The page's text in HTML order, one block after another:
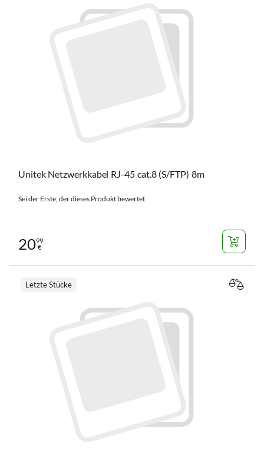
Unitek Netzwerkkabel RJ-45 cat.8 (S/FTP) 8m
Sei der Erste, der dieses Produkt bewertet
2099
€
Letzte Stücke